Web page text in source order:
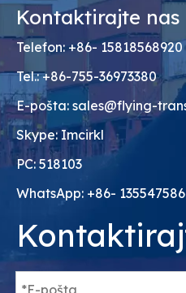
Kontaktirajte nas
Telefon: +86- 15818568920
Tel.: +86-755-36973380
E-pošta: sales@flying-
Skype: Imcirkl
PC: 518103
WhatsApp: +86-